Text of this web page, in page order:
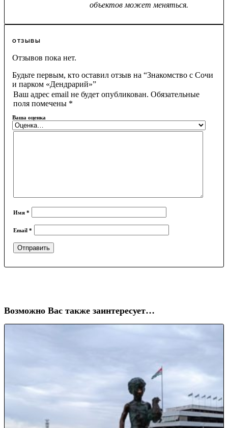
объектов может меняться.
ОТЗЫВЫ
Отзывов пока нет.
Будьте первым, кто оставил отзыв на “Знакомство с Сочи
и парком «Дендрарий»”
Ваш адрес email не будет опубликован. Обязательные
поля помечены *
Ваша оценка
Имя *
Email *
Возможно Вас также заинтересует…